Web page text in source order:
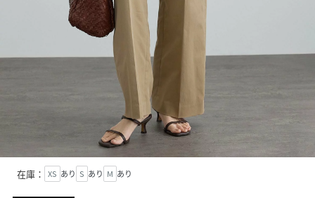
在庫： XS あり S あり M あり